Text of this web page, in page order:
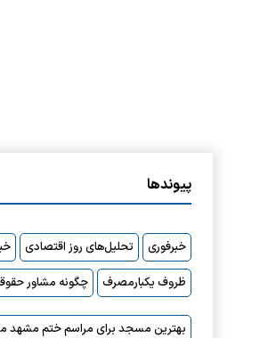
پیوندها
خبرفوری تحلیل‌های روز اقتصادی
ظروف یکبارمصرف
چگونه مشاور حقوقی درجه 1 در
بهترین مسجد برای مراسم ختم مشهد